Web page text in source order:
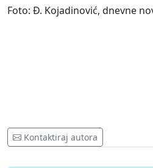
Foto: Đ. Kojadinović, dnevne
Kontaktiraj autora